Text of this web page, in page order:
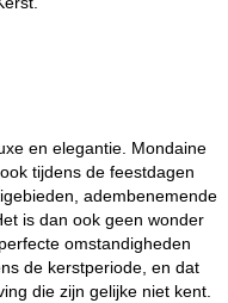
en elegantie. Mondaine
tijdens de feestdagen
adembenemende
is dan ook geen wonder
omstandigheden
de kerstperiode, en dat
die zijn gelijke niet kent.